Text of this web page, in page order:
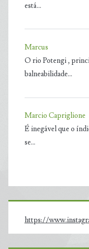
está…
Marcus
O rio Potengi ,
balneabilidade…
Marcio Capriglione
É inegável que o
se…
https://